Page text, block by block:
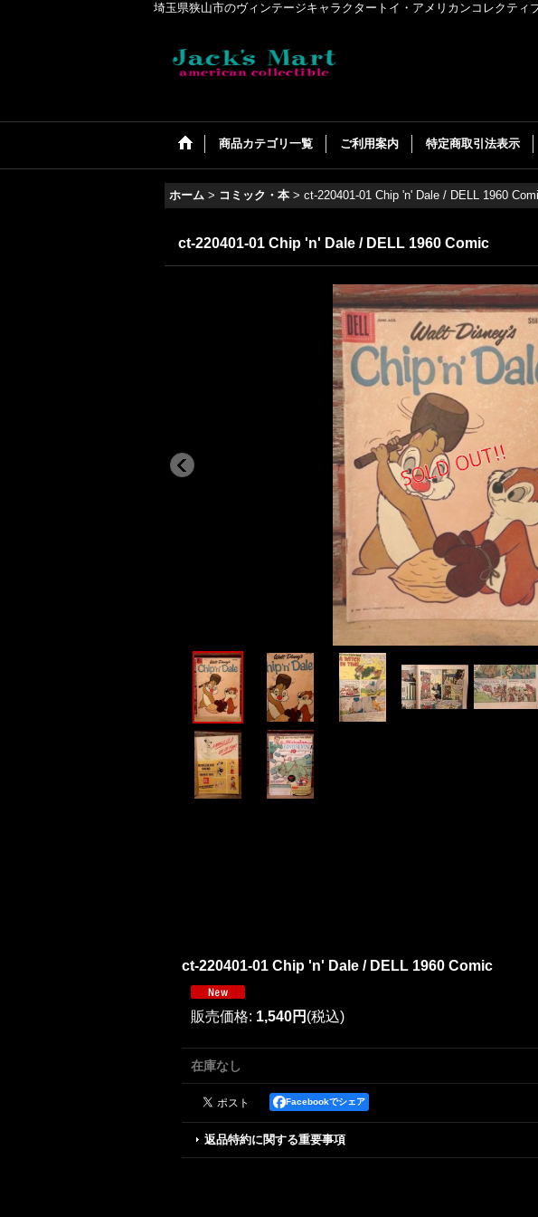
埼玉県狭山市のヴィンテージキャラクタートイ・アメリカンコレクテ
商品カテゴリ一覧 ご利用案内 特定商取引法表示
ホーム > コミック・本 > ct-220401-01 Chip 'n' Dale / DELL 1960
ct-220401-01 Chip 'n' Dale / DELL 1960 Comic
ct-220401-01 Chip 'n' Dale / DELL 1960 Comic
販売価格: 1,540円 (税込)
在庫なし
Facebookでシェア
返品特約に関する重要事項